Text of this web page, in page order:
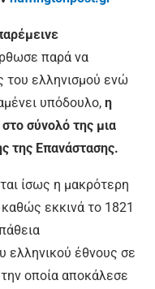
παρά να
του ελληνισμού ενώ
υπόδουλο, η
σύνολό της μια
της Επανάστασης.
ίσως η μακρότερη
εκκινά το 1821
ελληνικού έθνους σε